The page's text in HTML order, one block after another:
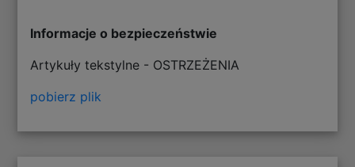
Informacje o bezpieczeństwie
Artykuły tekstylne - OSTRZEŻENIA
pobierz plik